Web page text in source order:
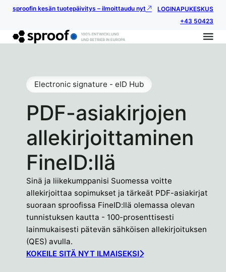
sproofin kesän tuotepäivitys – ilmoittaudu nyt LOGINAPUKESKUS
+43 50423
PDF-asiakirjojen
allekirjoittaminen
FineID:llä
Electronic signature - eID Hub
Sinä ja liikekumppanisi Suomessa voitte
allekirjoittaa sopimukset ja tärkeät PDF-asiakirjat
suoraan sproofissa FineID:llä olemassa olevan
tunnistuksen kautta - 100-prosenttisesti
lainmukaisesti pätevän sähköisen allekirjoituksen
(QES) avulla.
KOKEILE SITÄ NYT ILMAISEKSI